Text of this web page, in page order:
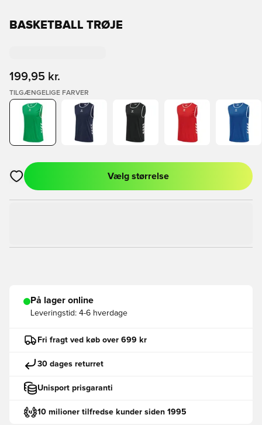
BASKETBALL TRØJE
199,95 kr.
TILGÆNGELIGE FARVER
Åbner en Modal til at logge ind eller tilmelde dig som medlem
Vælg størrelse
På lager online
Leveringstid: 4-6 hverdage
Fri fragt ved køb over 699 kr
30 dages returret
Unisport prisgaranti
10 milioner tilfredse kunder siden 1995